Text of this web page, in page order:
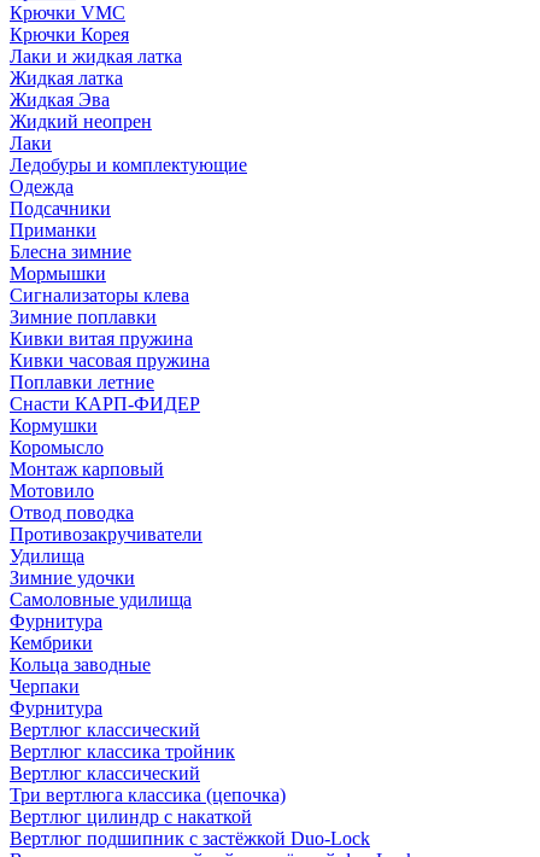
Крючки VMC
Крючки Корея
Лаки и жидкая латка
Жидкая латка
Жидкая Эва
Жидкий неопрен
Лаки
Ледобуры и комплектующие
Одежда
Подсачники
Приманки
Блесна зимние
Мормышки
Сигнализаторы клева
Зимние поплавки
Кивки витая пружина
Кивки часовая пружина
Поплавки летние
Снасти КАРП-ФИДЕР
Кормушки
Коромысло
Монтаж карповый
Мотовило
Отвод поводка
Противозакручиватели
Удилища
Зимние удочки
Самоловные удилища
Фурнитура
Кембрики
Кольца заводные
Черпаки
Фурнитура
Вертлюг классический
Вертлюг классика тройник
Вертлюг классический
Три вертлюга классика (цепочка)
Вертлюг цилиндр с накаткой
Вертлюг подшипник с застёжкой Duo-Lock